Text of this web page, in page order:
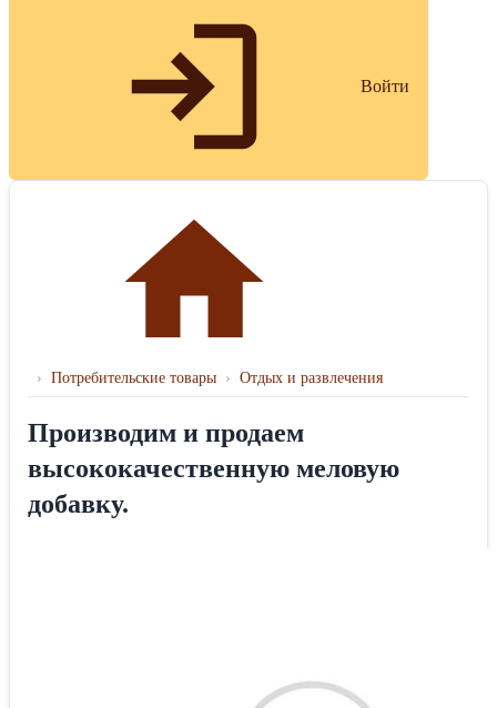
Войти
› Потребительские товары › Отдых и развлечения
Производим и продаем
высококачественную меловую
добавку.